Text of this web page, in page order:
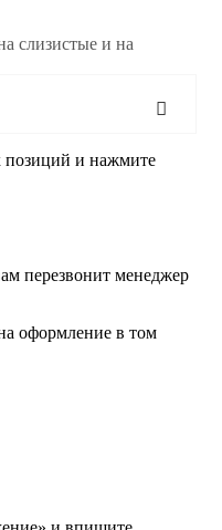
слизистые и на
позиций и нажмите
перезвонит менеджер
оформление в том